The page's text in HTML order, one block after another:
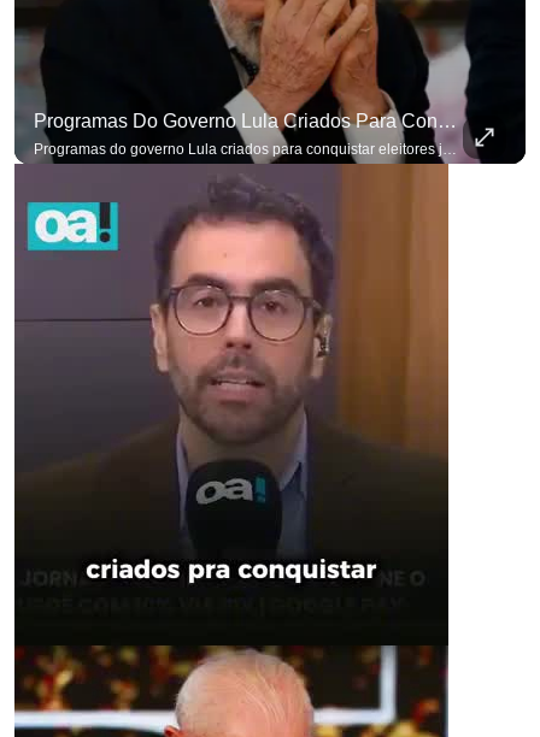
Programas Do Governo Lula Criados Para Conquistar Eleitores Já Não Têm Mais O Mesmo Efeito
Programas do governo Lula criados para conquistar eleitores já não têm o mesmo efeito de campanhas anteriores. #OAntagonista Se você busca informação com credibilidade, inscreva-se agora e ative o